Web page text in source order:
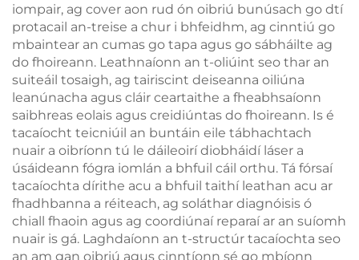
iompair, ag cover aon rud ón oibriú bunúsach go dtí
protacail an-treise a chur i bhfeidhm, ag cinntiú go
mbaintear an cumas go tapa agus go sábháilte ag
do fhoireann. Leathnaíonn an t-oliúint seo thar an
suiteáil tosaigh, ag tairiscint deiseanna oiliúna
leanúnacha agus cláir ceartaithe a fheabhsaíonn
saibhreas eolais agus creidiúntas do fhoireann. Is é
tacaíocht teicniúil an buntáin eile tábhachtach
nuair a oibríonn tú le dáileoirí diobháidí láser a
úsáideann fógra iomlán a bhfuil cáil orthu. Tá fórsaí
tacaíochta dírithe acu a bhfuil taithí leathan acu ar
fhadhbanna a réiteach, ag soláthar diagnóisis ó
chiall fhaoin agus ag coordiúnaí reparaí ar an suíomh
nuair is gá. Laghdaíonn an t-structúr tacaíochta seo
an am gan oibriú agus cinntíonn sé go mbíonn